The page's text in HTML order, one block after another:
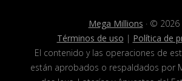
Mega Millions · © 2026
Términos de uso | Política de
El contenido y las operaciones de
están aprobados o respaldados por